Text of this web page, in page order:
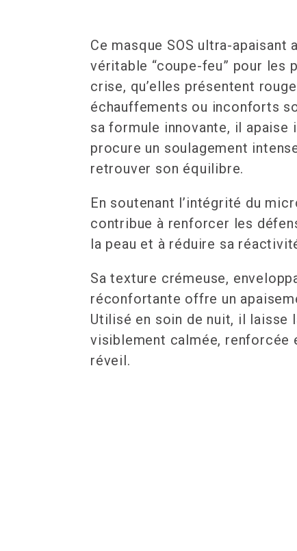
Ce masque SOS ultra-apaisant
véritable “coupe-feu” pour les
crise, qu’elles présentent
échauffements ou inconforts
sa formule innovante, il apaise
procure un soulagement
retrouver son équilibre.
En soutenant l’intégrité du
contribue à renforcer les
la peau et à réduire sa
Sa texture crémeuse,
réconfortante offre un
Utilisé en soin de nuit, il laisse
visiblement calmée, renforcée
réveil.